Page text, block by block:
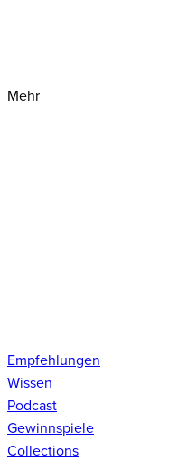
Mehr
Empfehlungen
Wissen
Podcast
Gewinnspiele
Collections